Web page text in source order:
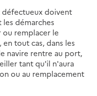
défectueux doivent
démarches
ou remplacer le
tout cas, dans les
navire rentre au port,
tant qu'il n'aura
ou au remplacement